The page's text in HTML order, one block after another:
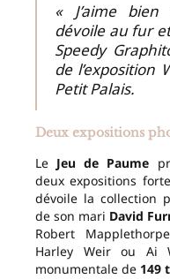
« J’aime
dévoile au fur
Speedy
de l’exposition
Petit Palais.
Deux expositions
Le Jeu de Paume
deux expositions
dévoile la collection
de son mari David
Robert
Harley Weir ou Ai
monumentale de 149